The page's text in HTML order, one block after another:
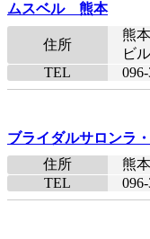
ムスベル 熊本
住所
熊
ビ
TEL
ブライダルサロンラ
住所
熊
TEL